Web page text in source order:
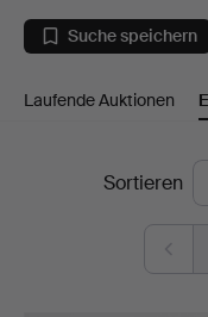
Laholms
Suche speichern
Laufende Auktionen
EndpreiseSortieren